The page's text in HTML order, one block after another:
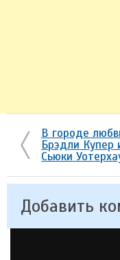
В городе
Брэдли Купер
Сьюки
Добавить